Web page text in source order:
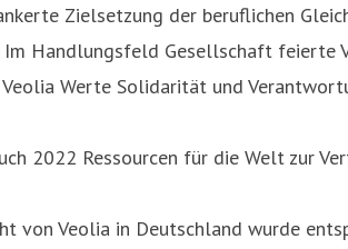
Zielsetzung der beruflichen
Handlungsfeld Gesellschaft feierte
Werte Solidarität und
2022 Ressourcen für die Welt zur
von Veolia in Deutschland wurde